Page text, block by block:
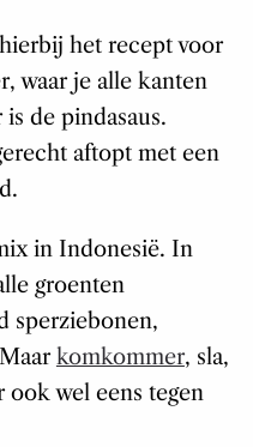
het recept voor
waar je alle kanten
de pindasaus.
aftopt met een
in Indonesië. In
groenten
sperziebonen,
komkommer, sla,
wel eens tegen